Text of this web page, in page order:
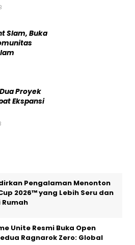
Slam, Buka
Dua Proyek
Ekspansi
Pengalaman Menonton
2026™ yang Lebih Seru dan
Unite Resmi Buka Open
Ragnarok Zero: Global